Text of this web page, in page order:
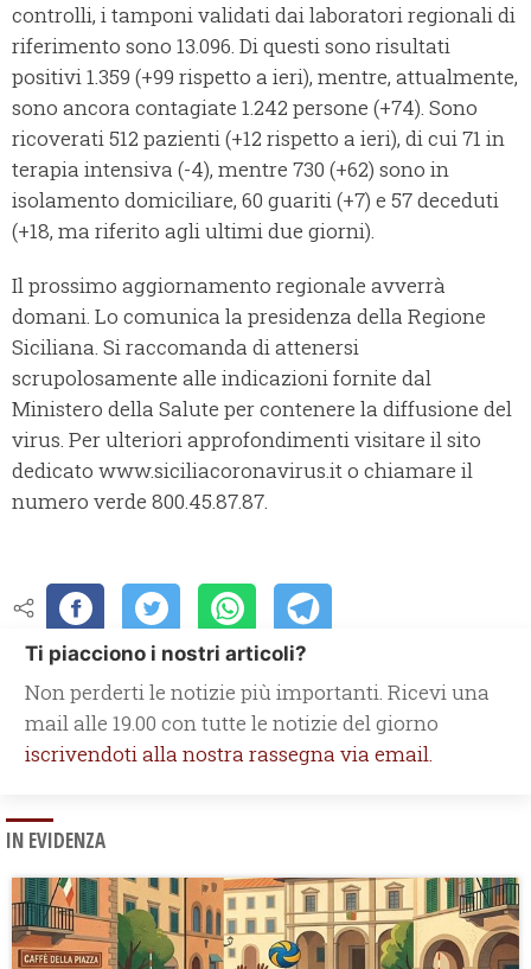
controlli, i tamponi validati dai laboratori regionali di
riferimento sono 13.096. Di questi sono risultati
positivi 1.359 (+99 rispetto a ieri), mentre, attualmente,
sono ancora contagiate 1.242 persone (+74). Sono
ricoverati 512 pazienti (+12 rispetto a ieri), di cui 71 in
terapia intensiva (-4), mentre 730 (+62) sono in
isolamento domiciliare, 60 guariti (+7) e 57 deceduti
(+18, ma riferito agli ultimi due giorni).
Il prossimo aggiornamento regionale avverrà
domani. Lo comunica la presidenza della Regione
Siciliana. Si raccomanda di attenersi
scrupolosamente alle indicazioni fornite dal
Ministero della Salute per contenere la diffusione del
virus. Per ulteriori approfondimenti visitare il sito
dedicato www.siciliacoronavirus.it o chiamare il
numero verde 800.45.87.87.
Ti piacciono i nostri articoli?
Non perderti le notizie più importanti. Ricevi una
mail alle 19.00 con tutte le notizie del giorno
iscrivendoti alla nostra rassegna via email.
IN EVIDENZA